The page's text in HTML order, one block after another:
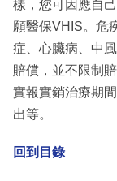
樣，您可因應自
願醫保VHIS。危
症、心臟病、中
賠償，並不限制
實報實銷治療期
出等。
回到目錄